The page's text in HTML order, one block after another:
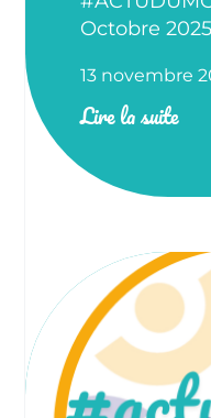
Octobre 2025
13 novembre
Lire la suite